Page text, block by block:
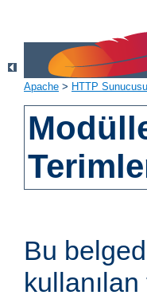
Apache > HTTP Sunucusu
Bu
kullanılan